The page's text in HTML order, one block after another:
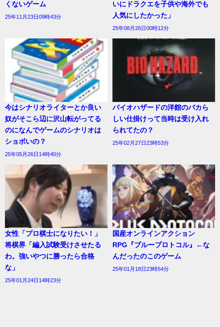
くないゲーム
25年11月23日09時43分
いにドラクエを子供や海外でも
人気にしたかった」
25年08月26日00時12分
今はシナリオライターとか良い
奴がそこら辺に沢山転がってる
のになんでゲームのシナリオは
ショボいの？
25年05月26日14時40分
バイオハザードの洋館のバカら
しい仕掛けって当時は受け入れ
られてたの？
25年02月27日23時53分
女性「プロ棋士になりたい！」
将棋界「編入試験受けさせたる
わ。強いやつに勝ったら合格
な」
25年01月24日14時23分
国産オンラインアクション
RPG『ブループロトコル』←な
んだったのこのゲーム
25年01月18日23時54分